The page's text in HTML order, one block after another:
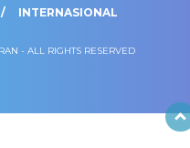
INTERNASIONAL
- ALL RIGHTS RESERVED